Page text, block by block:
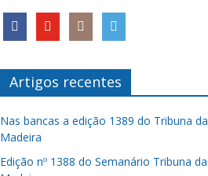
Artigos recentes
Nas bancas a edição 1389 do Tribuna da
Madeira
Edição nº 1388 do Semanário Tribuna da